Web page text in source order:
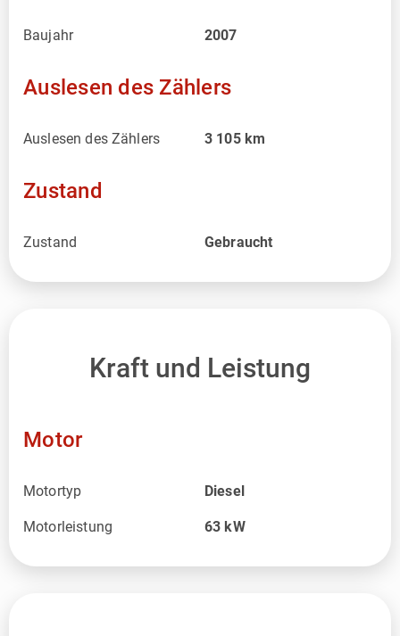
Baujahr 2007
Auslesen des Zählers
Auslesen des Zählers 3 105 km
Zustand
Zustand Gebraucht
Kraft und Leistung
Motor
Motortyp Diesel
Motorleistung 63 kW